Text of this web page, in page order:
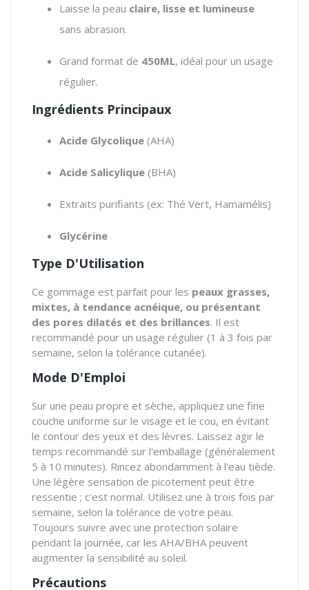
Laisse la peau claire, lisse et lumineuse
sans abrasion.
Grand format de 450ML, idéal pour un usage
régulier.
Ingrédients Principaux
Acide Glycolique (AHA)
Acide Salicylique (BHA)
Extraits purifiants (ex: Thé Vert, Hamamélis)
Glycérine
Type D'Utilisation
Ce gommage est parfait pour les peaux grasses,
mixtes, à tendance acnéique, ou présentant
des pores dilatés et des brillances. Il est
recommandé pour un usage régulier (1 à 3 fois par
semaine, selon la tolérance cutanée).
Mode D'Emploi
Sur une peau propre et sèche, appliquez une fine
couche uniforme sur le visage et le cou, en évitant
le contour des yeux et des lèvres. Laissez agir le
temps recommandé sur l'emballage (généralement
5 à 10 minutes). Rincez abondamment à l'eau tiède.
Une légère sensation de picotement peut être
ressentie ; c'est normal. Utilisez une à trois fois par
semaine, selon la tolérance de votre peau.
Toujours suivre avec une protection solaire
pendant la journée, car les AHA/BHA peuvent
augmenter la sensibilité au soleil.
Précautions